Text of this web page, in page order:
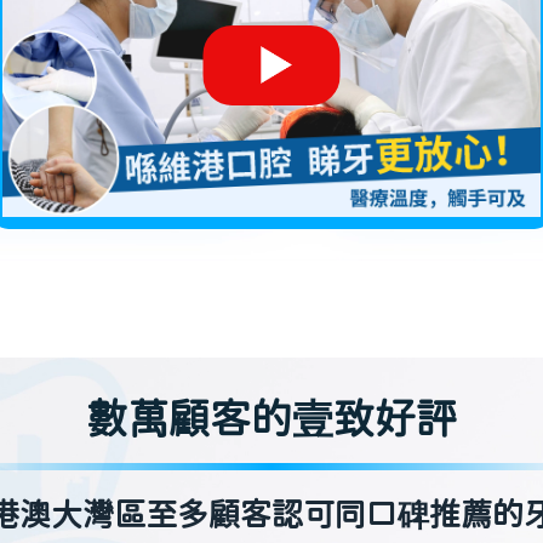
數萬顧客的壹致好評
澳大灣區至多顧客認可同口碑推薦的